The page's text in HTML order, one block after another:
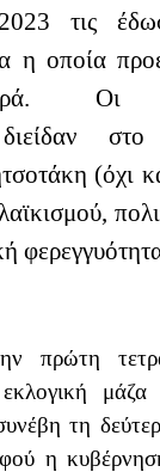
τις
η οποία
Οι
(όχι
πρώτη
μάζα
τη
η